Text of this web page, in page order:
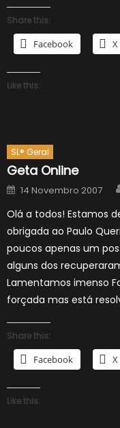
Share this:
Facebook X
Like this:
SL® Geral
Geta Online
Posted
on
14 Novembro 2007
Olá a todos! Estamos
obrigada ao Paulo
poucos apenas um
alguns dos
Lamentamos imenso
forçada mas está
Share this:
Facebook X
Like this: